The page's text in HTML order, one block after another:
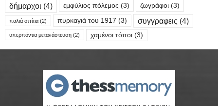
δήμαρχοι (4) εμφύλιος πόλεμος (3) ζωγράφοι (3)
παλιά σπίτια (2) πυρκαγιά του 1917 (3) συγγραφεις (4)
υπερπόντια μετανάστευση (2) χαμένοι τόποι (3)